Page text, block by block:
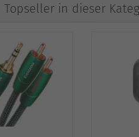
Topseller in dieser